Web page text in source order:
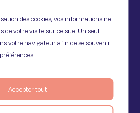
des cookies, vos informations ne
de votre visite sur ce site. Un seul
votre navigateur afin de se souvenir
Accepter tout
de Provence,
75009 Paris